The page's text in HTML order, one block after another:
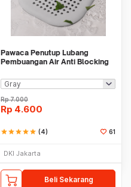
Pawaca Penutup Lubang
Pembuangan Air Anti Blocking
Rp7.000
Rp 4.600
starstarstarstarstar (4) 61
DKI Jakarta
Beli Sekarang